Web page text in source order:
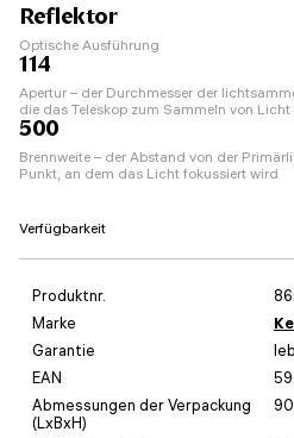
Reflektor
Optische Ausführung
114
Apertur – der Durchmesser der
die das Teleskop zum Sammeln von Licht
500
Brennweite – der Abstand von der
Punkt, an dem das Licht fokussiert wird
Verfügbarkeit
Produktnr.
Marke
Garantie
EAN
Abmessungen der Verpackung
(LxBxH)